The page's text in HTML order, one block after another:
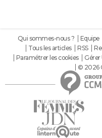
Qui sommes-nous ? Equipe
Tous les articles
RSS
Paramétrer les cookies
Gérer
© 2026